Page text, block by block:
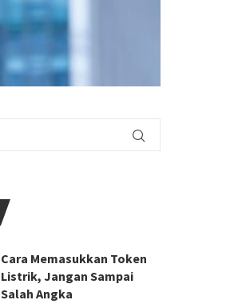
Cara Memasukkan Token
Listrik, Jangan Sampai
Salah Angka